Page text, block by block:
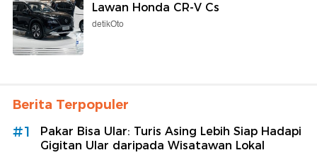
Lawan Honda CR-V Cs
detikOto
Berita Terpopuler
#1
Pakar Bisa Ular: Turis Asing Lebih Siap Hadapi
Gigitan Ular daripada Wisatawan Lokal